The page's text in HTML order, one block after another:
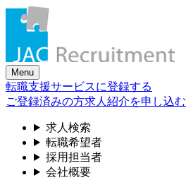
Skip
content
Menu
転職支援サービスに登録する
ご登録済みの方求人紹介を申し込む
求人検索
転職希望者
採用担当者
会社概要